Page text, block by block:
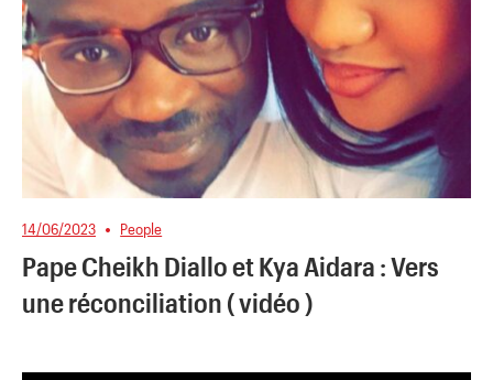
14/06/2023 People
Pape Cheikh Diallo et Kya Aidara : Vers
une réconciliation ( vidéo )